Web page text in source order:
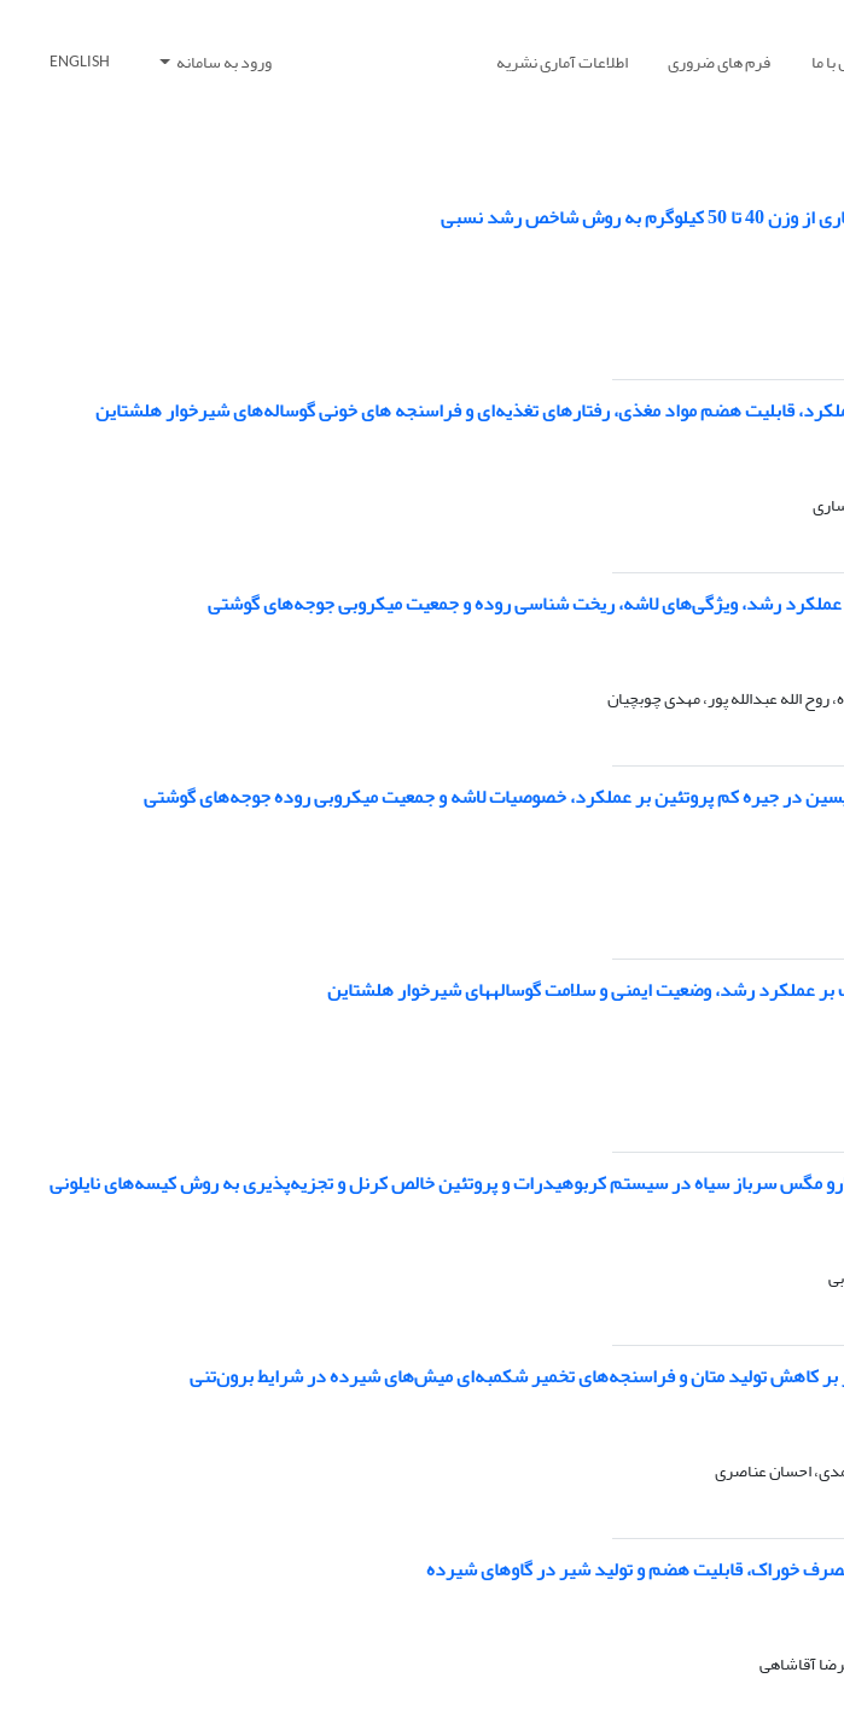
ما فرم های ضروری اطلاعات آماری نشریه ورود به سامانه ENGLISH
شاخص رشد نسبی
قابلیت‌ هضم مواد مغذی، رفتارهای تغذیه‌ای و فراسنجه های خونی گوساله‌های شیرخوار هلشتاین
بر عملکرد رشد، ویژگی‌های لاشه، ریخت شناسی روده و جمعیت میکروبی جوجه‌های گوشتی
الله عبدالله پور، مهدی چوبچیان
در جیره کم پروتئین بر عملکرد، خصوصیات لاشه و جمعیت میکروبی روده جوجه‌های گوشتی
بر عملکرد رشد، وضعیت ایمنی و سلامت گوساله‫های شیرخوار هلشتاین‬
مگس سرباز سیاه در سیستم کربوهیدرات و پروتئین خالص کرنل و تجزیه‌پذیری به روش کیسه‌های نایلونی
بر کاهش تولید متان و فراسنجه‌های تخمیر شکمبه‌ای میش‌های شیرده در شرایط برون‌تنی
احسان عناصری
مصرف خوراک، قابلیت هضم و تولید شیر در گاوهای شیرده
آقاشاهی